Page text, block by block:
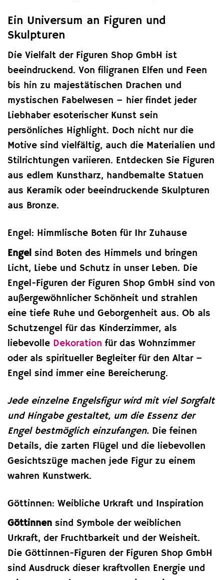
Ein Universum an Figuren und
Skulpturen
Die Vielfalt der Figuren Shop GmbH ist
beeindruckend. Von filigranen Elfen und Feen
bis hin zu majestätischen Drachen und
mystischen Fabelwesen – hier findet jeder
Liebhaber esoterischer Kunst sein
persönliches Highlight. Doch nicht nur die
Motive sind vielfältig, auch die Materialien und
Stilrichtungen variieren. Entdecken Sie Figuren
aus edlem Kunstharz, handbemalte Statuen
aus Keramik oder beeindruckende Skulpturen
aus Bronze.
Engel: Himmlische Boten für Ihr Zuhause
Engel sind Boten des Himmels und bringen
Licht, Liebe und Schutz in unser Leben. Die
Engel-Figuren der Figuren Shop GmbH sind von
außergewöhnlicher Schönheit und strahlen
eine tiefe Ruhe und Geborgenheit aus. Ob als
Schutzengel für das Kinderzimmer, als
liebevolle Dekoration für das Wohnzimmer
oder als spiritueller Begleiter für den Altar –
Engel sind immer eine Bereicherung.
Jede einzelne Engelsfigur wird mit viel Sorgfalt
und Hingabe gestaltet, um die Essenz der
Engel bestmöglich einzufangen. Die feinen
Details, die zarten Flügel und die liebevollen
Gesichtszüge machen jede Figur zu einem
wahren Kunstwerk.
Göttinnen: Weibliche Urkraft und Inspiration
Göttinnen sind Symbole der weiblichen
Urkraft, der Fruchtbarkeit und der Weisheit.
Die Göttinnen-Figuren der Figuren Shop GmbH
sind Ausdruck dieser kraftvollen Energie und